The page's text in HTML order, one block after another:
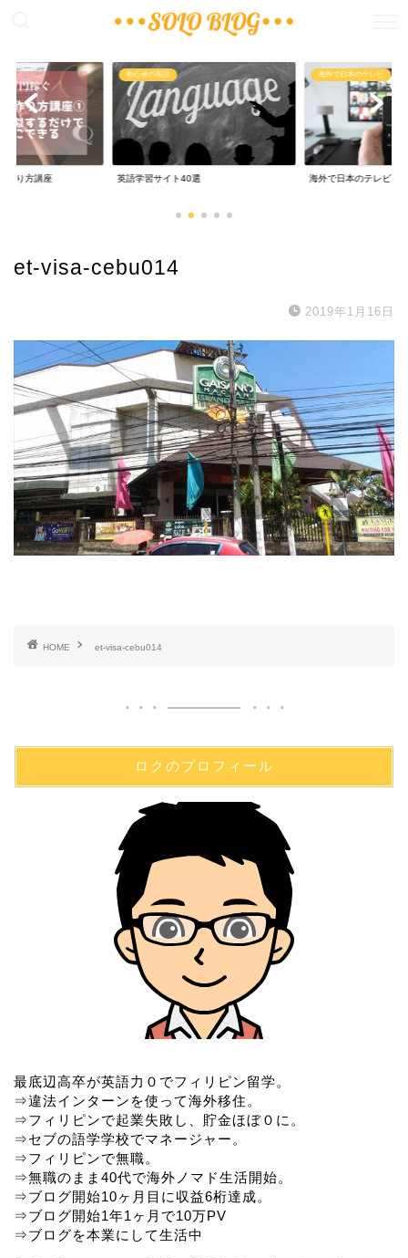
作り方講座
初心者の英語
英語学習サイト40選
海外で日本のテレビ
海外で日本のテレビ
et-visa-cebu014
2019年1月16日
HOME et-visa-cebu014
ロクのプロフィール
最底辺高卒が英語力０でフィリピン留学。
⇒違法インターンを使って海外移住。
⇒フィリピンで起業失敗し、貯金ほぼ０に。
⇒セブの語学学校でマネージャー。
⇒フィリピンで無職。
⇒無職のまま40代で海外ノマド生活開始。
⇒ブログ開始10ヶ月目に収益6桁達成。
⇒ブログ開始1年1ヶ月で10万PV
⇒ブログを本業にして生活中